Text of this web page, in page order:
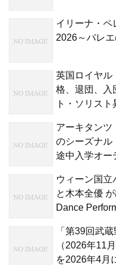
イリーナ・ペ
2026～バレ
英国ロイヤ
格、退団、入
ト・ソリスト
アーキタンツ
のシーズナル
途中入学オー
ウィーン国立
と木本全優
Dance
「第39回武
（2026年11
を2026年4月